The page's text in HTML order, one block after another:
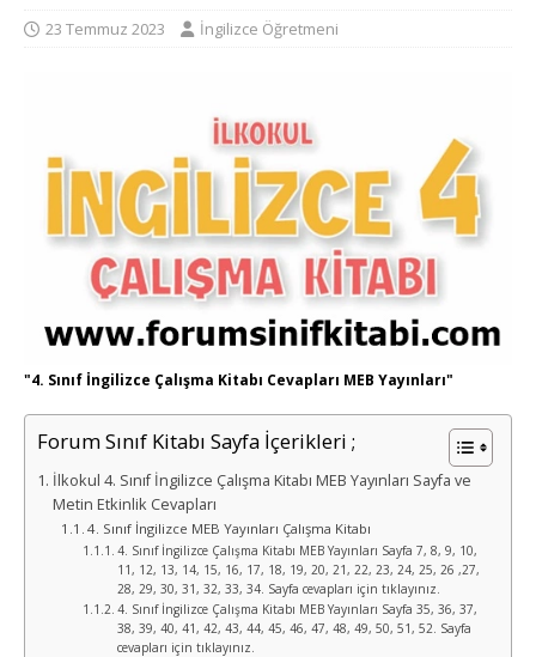
23 Temmuz 2023 İngilizce Öğretmeni
"4. Sınıf İngilizce Çalışma Kitabı Cevapları MEB Yayınları"
Forum Sınıf Kitabı Sayfa İçerikleri ;
İlkokul 4. Sınıf İngilizce Çalışma Kitabı MEB Yayınları Sayfa ve
Metin Etkinlik Cevapları
4. Sınıf İngilizce MEB Yayınları Çalışma Kitabı
4. Sınıf İngilizce Çalışma Kitabı MEB Yayınları Sayfa 7, 8, 9, 10,
11, 12, 13, 14, 15, 16, 17, 18, 19, 20, 21, 22, 23, 24, 25, 26 ,27,
28, 29, 30, 31, 32, 33, 34. Sayfa cevapları için tıklayınız.
4. Sınıf İngilizce Çalışma Kitabı MEB Yayınları Sayfa 35, 36, 37,
38, 39, 40, 41, 42, 43, 44, 45, 46, 47, 48, 49, 50, 51, 52. Sayfa
cevapları için tıklayınız.